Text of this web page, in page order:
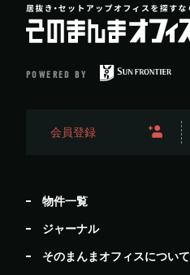
POWERED BY
会員登録
物件一覧
ジャーナル
そのまんまオフィスについて